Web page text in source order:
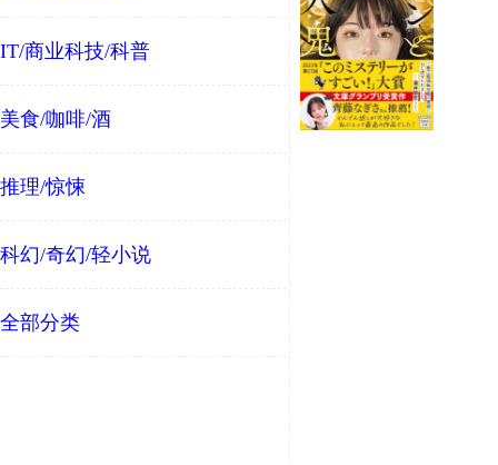
IT/商业科技/科普
美食/咖啡/酒
推理/惊悚
科幻/奇幻/轻小说
全部分类